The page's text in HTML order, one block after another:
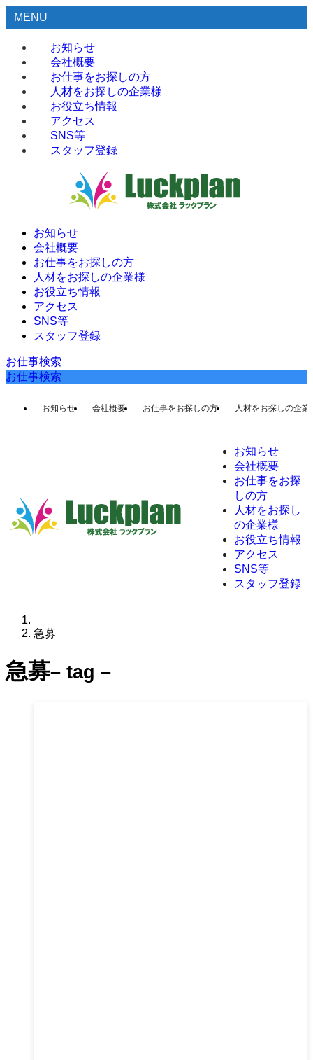
MENU
お知らせ
会社概要
お仕事をお探しの方
人材をお探しの企業様
お役立ち情報
アクセス
SNS等
スタッフ登録
お知らせ
会社概要
お仕事をお探しの方
人材をお探しの企業様
お役立ち情報
アクセス
SNS等
スタッフ登録
お仕事検索
お仕事検索
お知らせ 会社概要 お仕事をお探しの方 人材をお探しの企業
お知らせ
会社概要
お仕事をお探
しの方
人材をお探し
の企業様
お役立ち情報
アクセス
SNS等
スタッフ登録
急募
急募– tag –